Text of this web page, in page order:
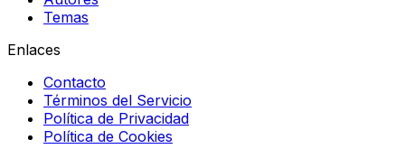
Temas
Enlaces
Contacto
Términos del Servicio
Política de Privacidad
Política de Cookies